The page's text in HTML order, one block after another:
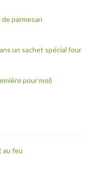
parmesan
un sachet spécial four
pour moi)
au feu